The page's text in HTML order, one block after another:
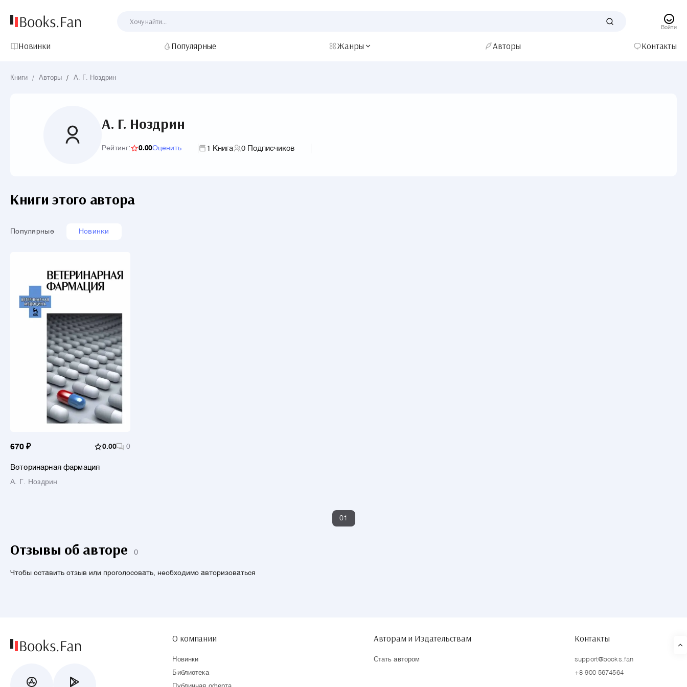
Войти
Новинки Популярные Жанры Авторы Контакты
Книги / Авторы / А. Г. Ноздрин
А. Г. Ноздрин
Рейтинг: 0.00Оценить 1 Книга 0 Подписчиков
Книги этого автора
Популярные Новинки
670 ₽ 0.00 0
Ветеринарная фармация
А. Г. Ноздрин
01
Отзывы об авторе 0
Чтобы оставить отзыв или проголосовать, необходимо авторизоваться
О компании
Новинки
Библиотека
Авторам и Издательствам
Стать автором
Контакты
support@books.fan
+8 900 5674564